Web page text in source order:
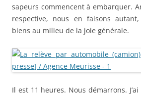
sapeurs commencent à embarquer.
respective, nous en faisons
biens au milieu de la joie générale.
Il est 11 heures. Nous démarrons.